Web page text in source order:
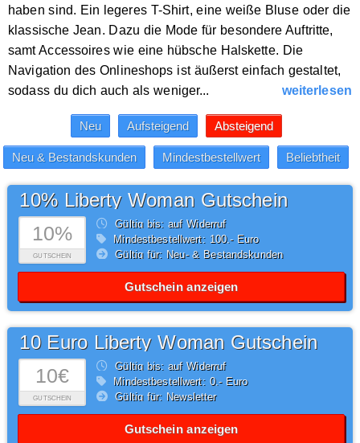
haben sind. Ein legeres T-Shirt, eine weiße Bluse oder die
klassische Jean. Dazu die Mode für besondere Auftritte,
samt Accessoires wie eine hübsche Halskette. Die
Navigation des Onlineshops ist äußerst einfach gestaltet,
sodass du dich auch als weniger...
weiterlesen
10%
GUTSCHEIN
10% Liberty Woman Gutschein
Gültig bis: auf Widerruf
Mindestbestellwert: 100,- Euro
Gültig für: Neu- & Bestandskunden
Gutschein anzeigen
10€
GUTSCHEIN
10 Euro Liberty Woman Gutschein
Gültig bis: auf Widerruf
Mindestbestellwert: 0,- Euro
Gültig für: Newsletter
Gutschein anzeigen